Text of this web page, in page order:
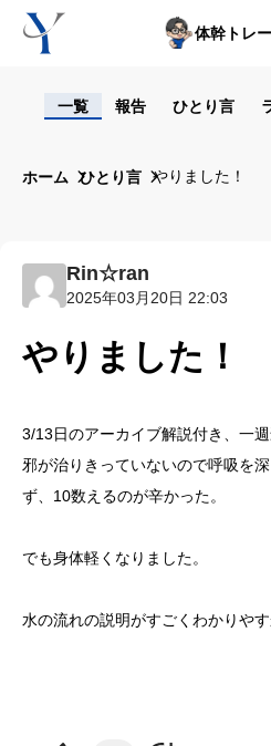
体幹トレ
一覧 報告 ひとり言
ホーム ひとり言 やりました！
Rin☆ran
2025年03月20日 22:03
やりました！
3/13日のアーカイブ解説付き、一
邪が治りきっていないので呼吸を
ず、10数えるのが辛かった。
でも身体軽くなりました。
水の流れの説明がすごくわかりやす
ライブレッスン
入会方法
トップ画面ガイド